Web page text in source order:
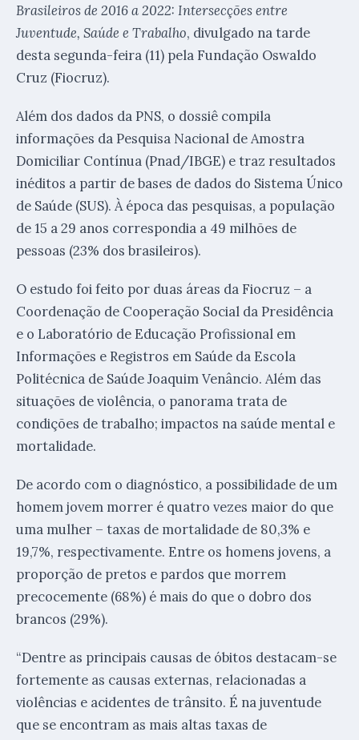
Brasileiros de 2016 a 2022: Intersecções entre
Juventude, Saúde e Trabalho, divulgado na tarde
desta segunda-feira (11) pela Fundação Oswaldo
Cruz (Fiocruz).
Além dos dados da PNS, o dossiê compila
informações da Pesquisa Nacional de Amostra
Domiciliar Contínua (Pnad/IBGE) e traz resultados
inéditos a partir de bases de dados do Sistema Único
de Saúde (SUS). À época das pesquisas, a população
de 15 a 29 anos correspondia a 49 milhões de
pessoas (23% dos brasileiros).
O estudo foi feito por duas áreas da Fiocruz – a
Coordenação de Cooperação Social da Presidência
e o Laboratório de Educação Profissional em
Informações e Registros em Saúde da Escola
Politécnica de Saúde Joaquim Venâncio. Além das
situações de violência, o panorama trata de
condições de trabalho; impactos na saúde mental e
mortalidade.
De acordo com o diagnóstico, a possibilidade de um
homem jovem morrer é quatro vezes maior do que
uma mulher – taxas de mortalidade de 80,3% e
19,7%, respectivamente. Entre os homens jovens, a
proporção de pretos e pardos que morrem
precocemente (68%) é mais do que o dobro dos
brancos (29%).
“Dentre as principais causas de óbitos destacam-se
fortemente as causas externas, relacionadas a
violências e acidentes de trânsito. É na juventude
que se encontram as mais altas taxas de